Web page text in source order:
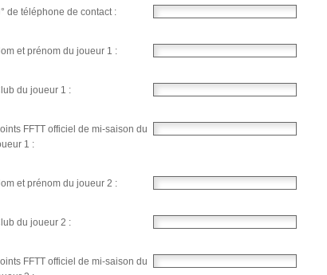
de téléphone de contact :
et prénom du joueur 1 :
du joueur 1 :
FFTT officiel de mi-saison du
1 :
et prénom du joueur 2 :
du joueur 2 :
FFTT officiel de mi-saison du